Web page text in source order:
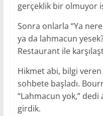
gerçeklik bir olmuyor
Sonra onlarla “Ya
ya da lahmacun
Restaurant ile
Hikmet abi, bilgi
sohbete başladı.
“Lahmacun yok,”
girdik.